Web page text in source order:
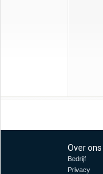
Over ons
Bedrijf
Privacy